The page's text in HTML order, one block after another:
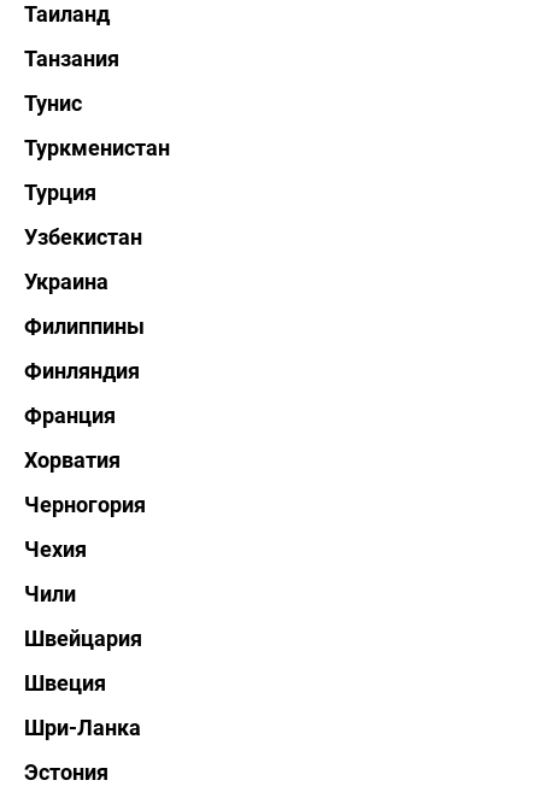
Таиланд
Танзания
Тунис
Туркменистан
Турция
Узбекистан
Украина
Филиппины
Финляндия
Франция
Хорватия
Черногория
Чехия
Чили
Швейцария
Швеция
Шри-Ланка
Эстония